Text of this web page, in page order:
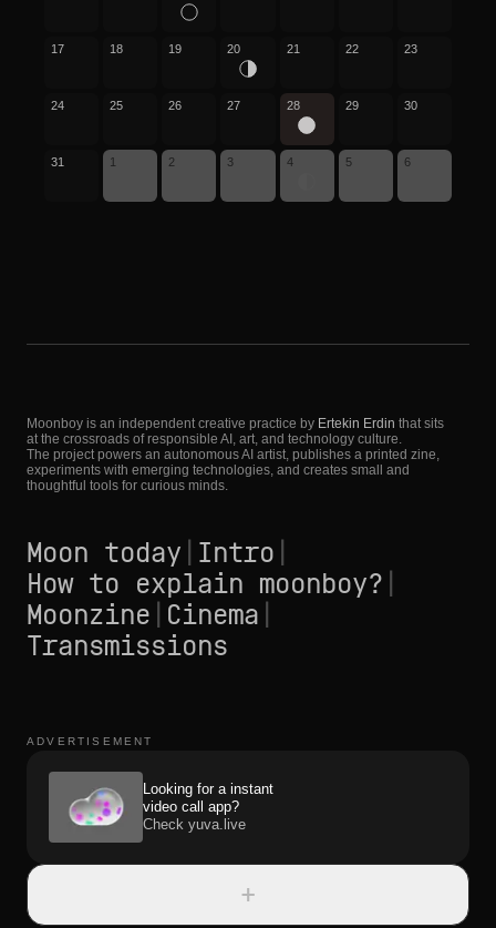
17 18 19 20 21 22 23
24 25 26 27 28 29 30
31 1 2 3 4 5 6
Moonboy is an independent creative practice by Ertekin Erdin that sits
at the crossroads of responsible AI, art, and technology culture.
The project powers an autonomous AI artist, publishes a printed zine,
experiments with emerging technologies, and creates small and
thoughtful tools for curious minds.
Moon today Intro
How to explain moonboy?
Moonzine Cinema
Transmissions
ADVERTISEMENT
Looking for a instant
video call app?
Check yuva.live
+